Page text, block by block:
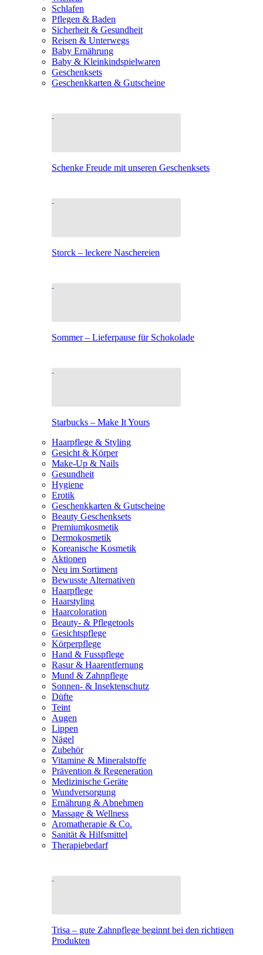
Schlafen
Pflegen & Baden
Sicherheit & Gesundheit
Reisen & Unterwegs
Baby Ernährung
Baby & Kleinkindspielwaren
Geschenksets
Geschenkkarten & Gutscheine
Schenke Freude mit unseren Geschenksets
Storck – leckere Naschereien
Sommer – Lieferpause für Schokolade
Starbucks – Make It Yours
Haarpflege & Styling
Gesicht & Körper
Make-Up & Nails
Gesundheit
Hygiene
Erotik
Geschenkkarten & Gutscheine
Beauty Geschenksets
Premiumkosmetik
Dermokosmetik
Koreanische Kosmetik
Aktionen
Neu im Sortiment
Bewusste Alternativen
Haarpflege
Haarstyling
Haarcoloration
Beauty- & Pflegetools
Gesichtspflege
Körperpflege
Hand & Fusspflege
Rasur & Haarentfernung
Mund & Zahnpflege
Sonnen- & Insektenschutz
Düfte
Teint
Augen
Lippen
Nägel
Zubehör
Vitamine & Mineralstoffe
Prävention & Regeneration
Medizinische Geräte
Wundversorgung
Ernährung & Abnehmen
Massage & Wellness
Aromatherapie & Co.
Sanität & Hilfsmittel
Therapiebedarf
Trisa – gute Zahnpflege beginnt bei den richtigen
Produkten